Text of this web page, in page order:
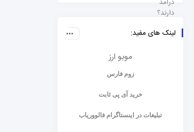
لینک های مفید:
موبو ارز
زوم فارس
خرید آی پی ثابت
تبلیغات در اینستاگرام فالووریاب